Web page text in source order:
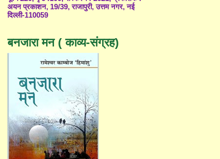
अयन प्रकाशन, 19/39, राजापुरी, उत्तम नगर, नई
दिल्ली-110059
बनजारा मन ( काव्य-संग्रह)